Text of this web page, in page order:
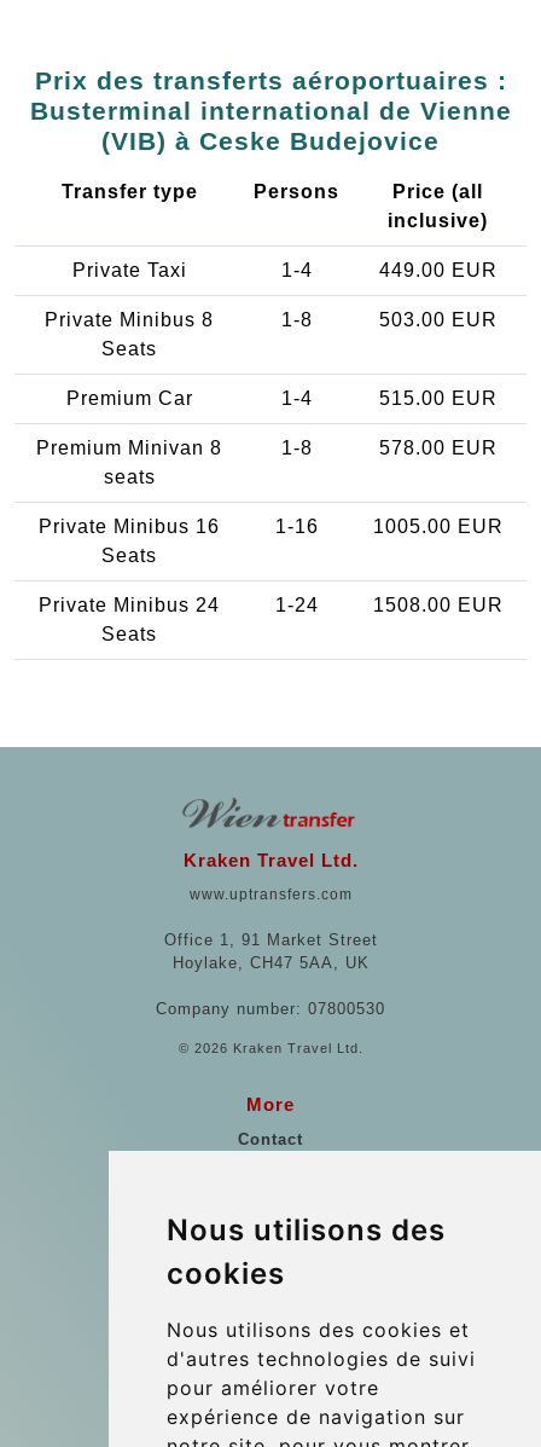
Nous utilisons des
cookies
Nous utilisons des cookies et
d'autres technologies de suivi
pour améliorer votre
expérience de navigation sur
Prix des transferts aéroportuaires :
Busterminal international de Vienne
(VIB) à Ceske Budejovice
Transfer type Persons
Price (all
inclusive)
Private Taxi 1-4 449.00 EUR
Private Minibus 8
Seats
1-8 503.00 EUR
Premium Car 1-4 515.00 EUR
Premium Minivan 8
seats
1-8 578.00 EUR
Private Minibus 16
Seats
1-16 1005.00 EUR
Private Minibus 24
Seats
1-24 1508.00 EUR
Kraken Travel Ltd.
www.uptransfers.com
Office 1, 91 Market Street
Hoylake, CH47 5AA, UK
Company number: 07800530
© 2026 Kraken Travel Ltd.
More
Contact
Vienne Transfert Aéroport
Les références
Update cookies preferences
Contact